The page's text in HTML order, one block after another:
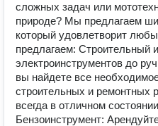
сложных задач или
природе? Мы предлагаем
который удовлетворит
предлагаем: Строительный
электроинструментов до
вы найдете все
строительных и ремонтных
всегда в отличном
Бензоинструмент: